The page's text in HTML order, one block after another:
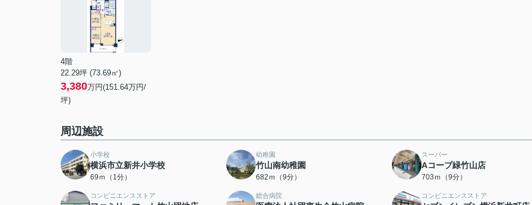
4階
22.29坪 (73.69㎡)
3,380万円(151.64万円/
坪)
周辺施設
小学校
横浜市立新井小学校
69ｍ（1分）
幼稚園
竹山南幼稚園
682ｍ（9分）
スーパー
Aコープ緑竹山店
703ｍ（9分）
コンビニエンスストア 総合病院 コンビニエンスストア